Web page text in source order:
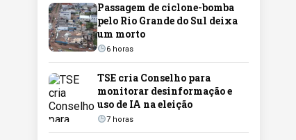
Passagem de ciclone-bomba
pelo Rio Grande do Sul deixa
um morto
6 horas
TSE cria Conselho para
monitorar desinformação e
uso de IA na eleição
7 horas